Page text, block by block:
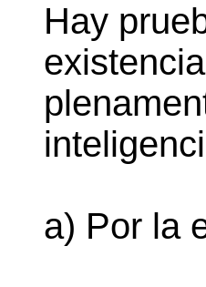
Hay
a) Por la